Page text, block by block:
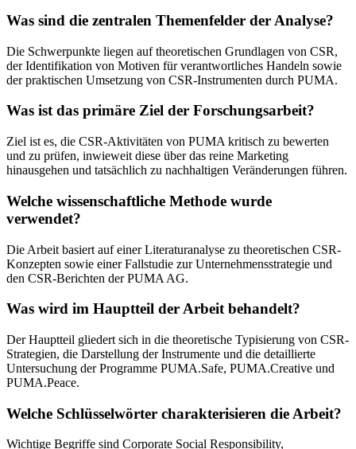
Was sind die zentralen Themenfelder der Analyse?
Die Schwerpunkte liegen auf theoretischen Grundlagen von CSR,
der Identifikation von Motiven für verantwortliches Handeln sowie
der praktischen Umsetzung von CSR-Instrumenten durch PUMA.
Was ist das primäre Ziel der Forschungsarbeit?
Ziel ist es, die CSR-Aktivitäten von PUMA kritisch zu bewerten
und zu prüfen, inwieweit diese über das reine Marketing
hinausgehen und tatsächlich zu nachhaltigen Veränderungen führen.
Welche wissenschaftliche Methode wurde
verwendet?
Die Arbeit basiert auf einer Literaturanalyse zu theoretischen CSR-
Konzepten sowie einer Fallstudie zur Unternehmensstrategie und
den CSR-Berichten der PUMA AG.
Was wird im Hauptteil der Arbeit behandelt?
Der Hauptteil gliedert sich in die theoretische Typisierung von CSR-
Strategien, die Darstellung der Instrumente und die detaillierte
Untersuchung der Programme PUMA.Safe, PUMA.Creative und
PUMA.Peace.
Welche Schlüsselwörter charakterisieren die Arbeit?
Wichtige Begriffe sind Corporate Social Responsibility,